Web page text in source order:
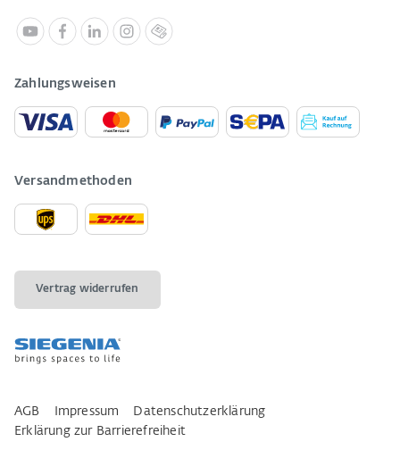
Zahlungsweisen
Versandmethoden
Vertrag widerrufen
AGB Impressum
Datenschutzerklärung
Erklärung zur Barrierefreiheit